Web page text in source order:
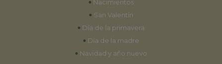
Nacimientos
• San Valentín
• Día de la primavera
• Día de la madre
• Navidad y año nuevo